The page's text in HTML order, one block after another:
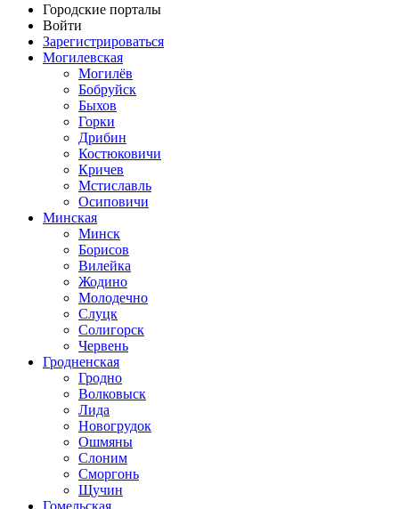
Городские порталы
Войти
Зарегистрироваться
Могилевская
Могилёв
Бобруйск
Быхов
Горки
Дрибин
Костюковичи
Кричев
Мстиславль
Осиповичи
Минская
Минск
Борисов
Вилейка
Жодино
Молодечно
Слуцк
Солигорск
Червень
Гродненская
Гродно
Волковыск
Лида
Новогрудок
Ошмяны
Слоним
Сморгонь
Щучин
Гомельская